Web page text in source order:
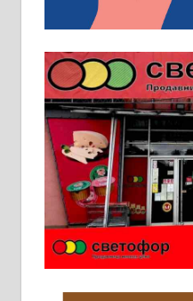
Пружам услуге
молерских
Ало таксију
категоријом. 064/
Потребна два
стоваришту
информација
стовариште у
Горког 26 сваког
8 до 15 часова.